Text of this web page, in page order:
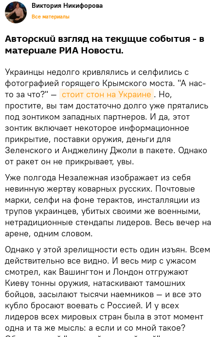
Виктория Никифорова
Все материалы
Авторский взгляд на текущие события - в
материале РИА Новости.
Украинцы недолго кривлялись и селфились с
фотографией горящего Крымского моста. "А нас-
то за что?" — стоит стон на Украине . Но,
простите, вы там достаточно долго уже прятались
под зонтиком западных партнеров. И да, этот
зонтик включает некоторое информационное
прикрытие, поставки оружия, деньги для
Зеленского и Анджелину Джоли в пакете. Однако
от ракет он не прикрывает, увы.
Уже полгода Незалежная изображает из себя
невинную жертву коварных русских. Почтовые
марки, селфи на фоне терактов, инсталляции из
трупов украинцев, убитых своими же военными,
нетрадиционные стендапы лидеров. Весь вечер на
арене, одним словом.
Однако у этой зрелищности есть один изъян. Всем
действительно все видно. И весь мир с ужасом
смотрел, как Вашингтон и Лондон отгружают
Киеву тонны оружия, натаскивают тамошних
бойцов, засылают тысячи наемников — и все это
кубло бросают воевать с Россией. И у всех
лидеров всех мировых стран была в этот момент
одна и та же мысль: а если и со мной такое?